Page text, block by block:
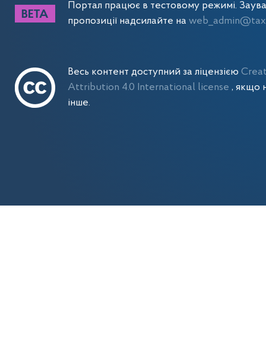
Портал працює в тестовому режимі.
пропозиції надсилайте на
Весь контент доступний за ліцензією
Attribution 4.0 International license, якщо
інше.